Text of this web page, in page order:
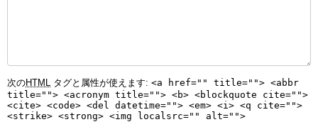
次のHTML タグと属性が使えます: <a href="" title=""> <abbr
title=""> <acronym title=""> <b> <blockquote cite="">
<cite> <code> <del datetime=""> <em> <i> <q cite="">
<strike> <strong> <img localsrc="" alt="">